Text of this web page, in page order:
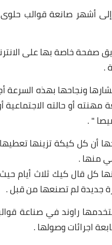
إلى أشهر صانعة قوالب
خاصة بها على
.
ونجاحها بهذه
أو حالته
" .
أن كل كيكة تزينها
منها .
كل قال كيك ثلاث أيام
جديدة لم تصنعها من قبل .
راوند في صناعة
اجرائات وصولها .